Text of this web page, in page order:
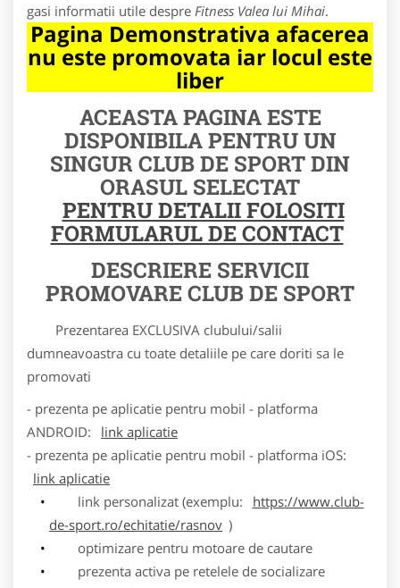
gasi informatii utile despre Fitness Valea lui Mihai.
Pagina Demonstrativa afacerea
nu este promovata iar locul este
liber
ACEASTA PAGINA ESTE
DISPONIBILA PENTRU UN
SINGUR CLUB DE SPORT DIN
ORASUL SELECTAT
PENTRU DETALII FOLOSITI
FORMULARUL DE CONTACT
DESCRIERE SERVICII
PROMOVARE CLUB DE SPORT
Prezentarea EXCLUSIVA clubului/salii
dumneavoastra cu toate detaliile pe care doriti sa le
promovati
- prezenta pe aplicatie pentru mobil - platforma
ANDROID:
link aplicatie
- prezenta pe aplicatie pentru mobil - platforma iOS:
link aplicatie
link personalizat (exemplu:
https://www.club-
de-sport.ro/echitatie/rasnov )
optimizare pentru motoare de cautare
prezenta activa pe retelele de socializare